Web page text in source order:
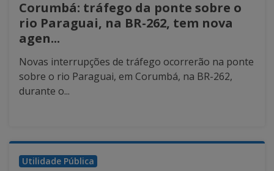
Corumbá: tráfego da ponte sobre o
rio Paraguai, na BR-262, tem nova
agen...
Novas interrupções de tráfego ocorrerão na ponte
sobre o rio Paraguai, em Corumbá, na BR-262,
durante o...
Utilidade Pública